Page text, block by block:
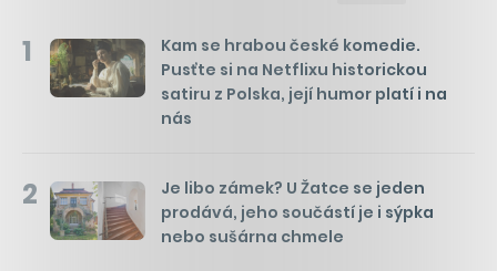
1
Kam se hrabou české komedie.
Pusťte si na Netflixu historickou
satiru z Polska, její humor platí i na
nás
2
Je libo zámek? U Žatce se jeden
prodává, jeho součástí je i sýpka
nebo sušárna chmele